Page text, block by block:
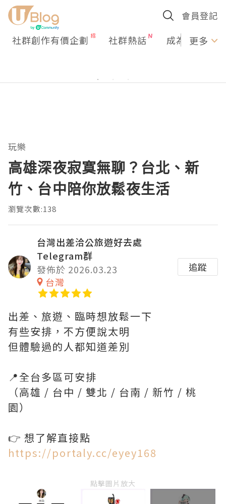
會員登記
社群創作有價企劃 社群熱話 成為U更多
玩樂
高雄深夜寂寞無聊？台北、新
竹、台中陪你放鬆夜生活
瀏覽次數:138
台灣出差洽公旅遊好去處
Telegram群
發佈於 2026.03.23
台灣
追蹤
出差、旅遊、臨時想放鬆一下
有些安排，不方便說太明
但體驗過的人都知道差別
📍全台多區可安排
（高雄 / 台中 / 雙北 / 台南 / 新竹 / 桃
園）
👉 想了解直接點
https://portaly.cc/eyey168
點擊圖片放大